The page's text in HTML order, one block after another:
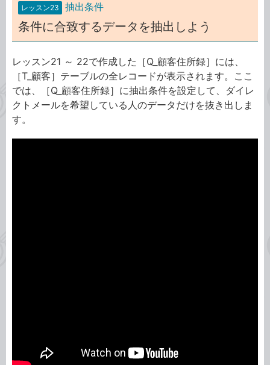
レッスン23 抽出条件
条件に合致するデータを抽出しよう
レッスン21 ～ 22で作成した［Q_顧客住所録］には、
［T_顧客］テーブルの全レコードが表示されます。ここ
では、［Q_顧客住所録］に抽出条件を設定して、ダイレ
クトメールを希望している人のデータだけを抜き出しま
す。